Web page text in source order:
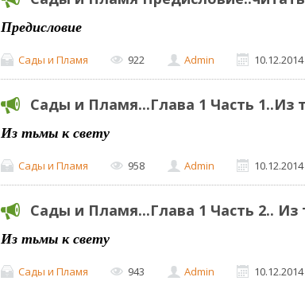
Предисловие
Сады и Пламя 922 Admin 10.12.2014
Сады и Пламя...Глава 1 Часть 1..Из
Из тьмы к свету
Сады и Пламя 958 Admin 10.12.2014
Сады и Пламя...Глава 1 Часть 2.. Из
Из тьмы к свету
Сады и Пламя 943 Admin 10.12.2014